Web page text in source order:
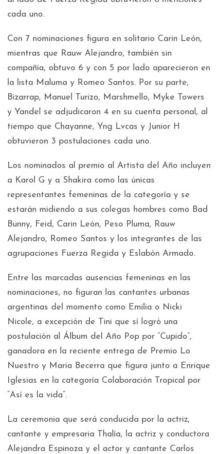
cada uno.
Con 7 nominaciones figura en solitario Carin León,
mientras que Rauw Alejandro, también sin
compañía, obtuvo 6 y con 5 por lado aparecieron en
la lista Maluma y Romeo Santos. Por su parte,
Bizarrap, Manuel Turizo, Marshmello, Myke Towers
y Yandel se adjudicaron 4 en su cuenta personal, al
tiempo que Chayanne, Yng Lvcas y Junior H
obtuvieron 3 postulaciones cada uno.
Los nominados al premio al Artista del Año incluyen
a Karol G y a Shakira como las únicas
representantes femeninas de la categoría y se
estarán midiendo a sus colegas hombres como Bad
Bunny, Feid, Carin León, Peso Pluma, Rauw
Alejandro, Romeo Santos y los integrantes de las
agrupaciones Fuerza Regida y Eslabón Armado.
Entre las marcadas ausencias femeninas en las
nominaciones, no figuran las cantantes urbanas
argentinas del momento como Emilia o Nicki
Nicole, a excepción de Tini que sí logró una
postulación al Álbum del Año Pop por “Cupido”,
ganadora en la reciente entrega de Premio Lo
Nuestro y Maria Becerra que figura junto a Enrique
Iglesias en la categoría Colaboración Tropical por
“Así es la vida”.
La ceremonia que será conducida por la actriz,
cantante y empresaria Thalía, la actriz y conductora
Alejandra Espinoza y el actor y cantante Carlos